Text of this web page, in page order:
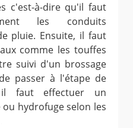
c'est-à-dire qu'il faut
les conduits
pluie. Ensuite, il faut
comme les touffes
suivi d'un brossage
passer à l'étape de
faut effectuer un
hydrofuge selon les